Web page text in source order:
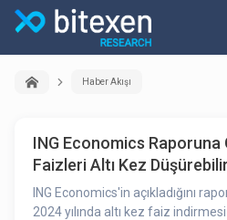
Haber Akışı
ING Economics Raporuna
Faizleri Altı Kez Düşürebilir
ING Economics'in açıkladığını
2024 yılında altı kez faiz